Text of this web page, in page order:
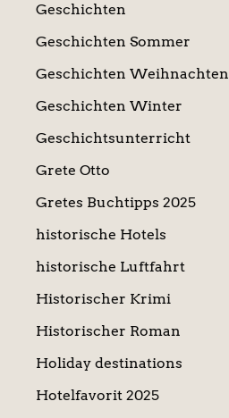
Geschichten
Geschichten Sommer
Geschichten Weihnachten
Geschichten Winter
Geschichtsunterricht
Grete Otto
Gretes Buchtipps 2025
historische Hotels
historische Luftfahrt
Historischer Krimi
Historischer Roman
Holiday destinations
Hotelfavorit 2025